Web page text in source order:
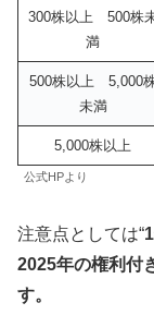
300株以上 500株
満
500株以上 5,000
未満
5,000株以上
公式HPより
注意点としては“
2025年の権利付
す。